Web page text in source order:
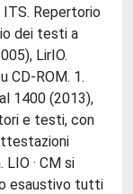
ITS. Repertorio
dei testi a
LirIO.
CD-ROM. 1.
1400 (2013),
e testi, con
· CM si
esaustivo tutti